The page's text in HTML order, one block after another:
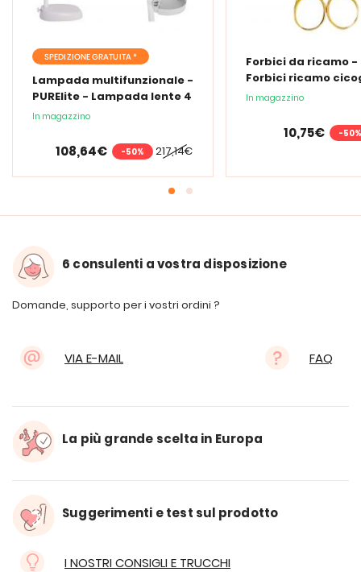
SPEDIZIONE GRATUITA *
Lampada multifunzionale -
PURElite - Lampada lente 4
in 1
In magazzino
217,14€
108,64€ -50%
Forbici da ricamo -
Forbici ricamo
In magazzino
10,75€ -50%
6 consulenti a vostra disposizione
Domande, supporto per i vostri ordini ?
VIA E-MAIL FAQ
La più grande scelta in Europa
Suggerimenti e test sul prodotto
I NOSTRI CONSIGLI E TRUCCHI